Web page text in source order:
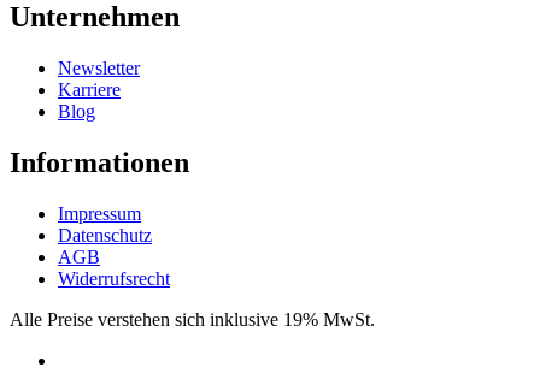
Unternehmen
Newsletter
Karriere
Blog
Informationen
Impressum
Datenschutz
AGB
Widerrufsrecht
Alle Preise verstehen sich inklusive 19% MwSt.